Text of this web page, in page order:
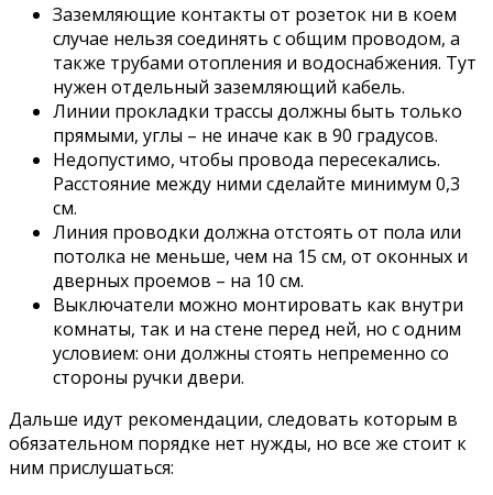
Заземляющие контакты от розеток ни в коем
случае нельзя соединять с общим проводом, а
также трубами отопления и водоснабжения. Тут
нужен отдельный заземляющий кабель.
Линии прокладки трассы должны быть только
прямыми, углы – не иначе как в 90 градусов.
Недопустимо, чтобы провода пересекались.
Расстояние между ними сделайте минимум 0,3
см.
Линия проводки должна отстоять от пола или
потолка не меньше, чем на 15 см, от оконных и
дверных проемов – на 10 см.
Выключатели можно монтировать как внутри
комнаты, так и на стене перед ней, но с одним
условием: они должны стоять непременно со
стороны ручки двери.
Дальше идут рекомендации, следовать которым в
обязательном порядке нет нужды, но все же стоит к
ним прислушаться: